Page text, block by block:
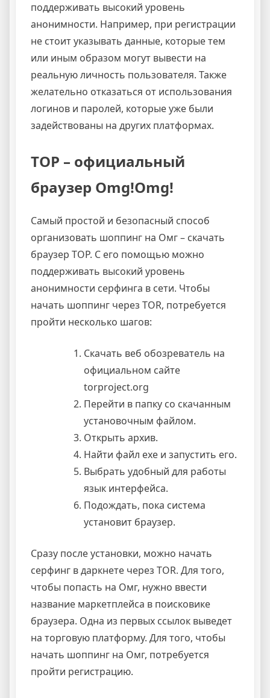
поддерживать высокий уровень
анонимности. Например, при регистрации
не стоит указывать данные, которые тем
или иным образом могут вывести на
реальную личность пользователя. Также
желательно отказаться от использования
логинов и паролей, которые уже были
задействованы на других платформах.
ТОР – официальный
браузер Omg!Omg!
Самый простой и безопасный способ
организовать шоппинг на Омг – скачать
браузер ТОР. С его помощью можно
поддерживать высокий уровень
анонимности серфинга в сети. Чтобы
начать шоппинг через TOR, потребуется
пройти несколько шагов:
Скачать веб обозреватель на
официальном сайте
torproject.org
Перейти в папку со скачанным
установочным файлом.
Открыть архив.
Найти файл exe и запустить его.
Выбрать удобный для работы
язык интерфейса.
Подождать, пока система
установит браузер.
Сразу после установки, можно начать
серфинг в даркнете через TOR. Для того,
чтобы попасть на Омг, нужно ввести
название маркетплейса в поисковике
браузера. Одна из первых ссылок выведет
на торговую платформу. Для того, чтобы
начать шоппинг на Омг, потребуется
пройти регистрацию.